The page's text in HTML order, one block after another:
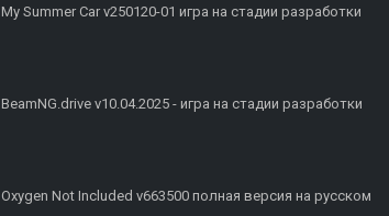
My Summer Car v250120-01 игра на стадии разработки
BeamNG.drive v10.04.2025 - игра на стадии разработки
Oxygen Not Included v663500 полная версия на русском